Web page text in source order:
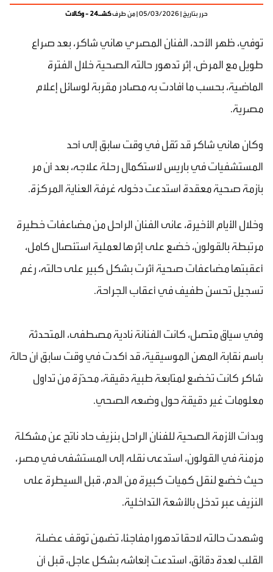
حرر بتاريخ | 05/03/2026 | من طرف كشـ24 - وكالات
توفي، ظهر الأحد، الفنان المصري هاني شاكر، بعد صراع
طويل مع المرض، إثر تدهور حالته الصحية خلال الفترة
الماضية، بحسب ما أفادت به مصادر مقربة لوسائل إعلام
مصرية.
وكان هاني شاكر قد نُقل في وقت سابق إلى أحد
المستشفيات في باريس لاستكمال رحلة علاجه، بعد أن مر
بأزمة صحية معقدة استدعت دخوله غرفة العناية المركزة.
وخلال الأيام الأخيرة، عانى الفنان الراحل من مضاعفات خطيرة
مرتبطة بالقولون، خضع على إثرها لعملية استئصال كامل،
أعقبتها مضاعفات صحية أثرت بشكل كبير على حالته، رغم
تسجيل تحسن طفيف في أعقاب الجراحة.
وفي سياق متصل، كانت الفنانة نادية مصطفى، المتحدثة
باسم نقابة المهن الموسيقية، قد أكدت في وقت سابق أن حالة
شاكر كانت تخضع لمتابعة طبية دقيقة، محذّرة من تداول
معلومات غير دقيقة حول وضعه الصحي.
وبدأت الأزمة الصحية للفنان الراحل بنزيف حاد ناتج عن مشكلة
مزمنة في القولون، استدعى نقله إلى المستشفى في مصر،
حيث خضع لنقل كميات كبيرة من الدم، قبل السيطرة على
النزيف عبر تدخل بالأشعة التداخلية.
وشهدت حالته لاحقا تدهورا مفاجئا، تضمن توقف عضلة
القلب لعدة دقائق، استدعت إنعاشه بشكل عاجل، قبل أن